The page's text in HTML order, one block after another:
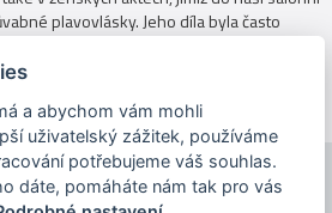
plavovlásky. Jeho díla byla často
Byl členem Jednoty umělců výtvarných a
pražské Akademii výtvarného umění do
a abychom vám mohli
uživatelský zážitek, používáme
potřebujeme váš souhlas.
dáte, pomáháte nám tak pro vás